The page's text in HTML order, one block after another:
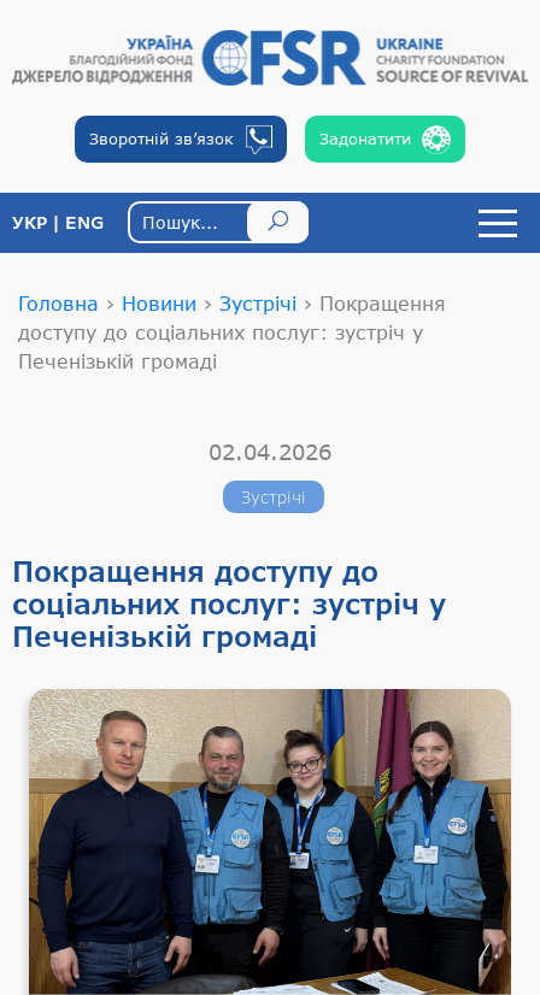
Зворотній зв’язок Задонатити
УКР ENG
Головна › Новини › Зустрічі › Покращення
доступу до соціальних послуг: зустріч у
Печенізькій громаді
02.04.2026
Зустрічі
Покращення доступу до
соціальних послуг: зустріч у
Печенізькій громаді